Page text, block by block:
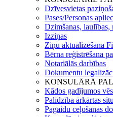
Dzīvesvietas
Pases/Personas
Dzimšanas, laulības,
Izziņas
Ziņu aktualizēšana
Bērna reģistrēšana
Notariālās darbības
Dokumentu
KONSULĀRĀ
Kādos gadījumos
Palīdzība ārkārtas
Pagaidu ceļošanas